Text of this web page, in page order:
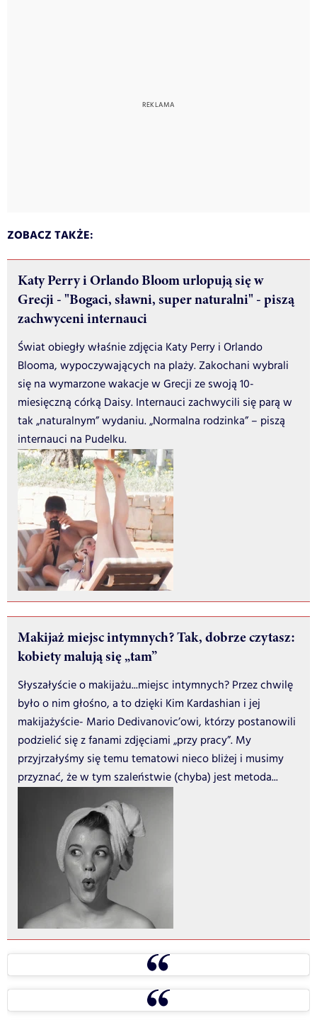
ZOBACZ TAKŻE:
Katy Perry i Orlando Bloom urlopują się w
Grecji - "Bogaci, sławni, super naturalni" - piszą
zachwyceni internauci
Świat obiegły właśnie zdjęcia Katy Perry i Orlando
Blooma, wypoczywających na plaży. Zakochani wybrali
się na wymarzone wakacje w Grecji ze swoją 10-
miesięczną córką Daisy. Internauci zachwycili się parą w
tak „naturalnym” wydaniu. „Normalna rodzinka” – piszą
internauci na Pudelku.
Makijaż miejsc intymnych? Tak, dobrze czytasz:
kobiety malują się „tam”
Słyszałyście o makijażu...miejsc intymnych? Przez chwilę
było o nim głośno, a to dzięki Kim Kardashian i jej
makijażyście- Mario Dedivanovic’owi, którzy postanowili
podzielić się z fanami zdjęciami „przy pracy”. My
przyjrzałyśmy się temu tematowi nieco bliżej i musimy
przyznać, że w tym szaleństwie (chyba) jest metoda...